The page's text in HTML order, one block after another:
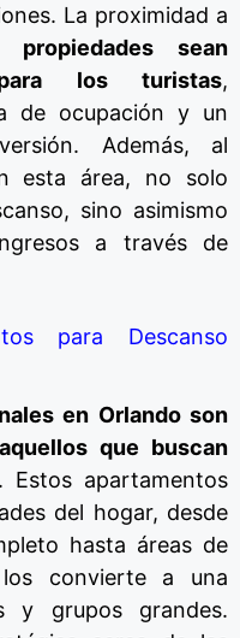
La proximidad a
propiedades sean
los turistas,
de ocupación y un
Además, al
esta área, no solo
sino asimismo
a través de
para Descanso
en Orlando son
que buscan
Estos apartamentos
del hogar, desde
hasta áreas de
convierte a una
y grupos grandes.